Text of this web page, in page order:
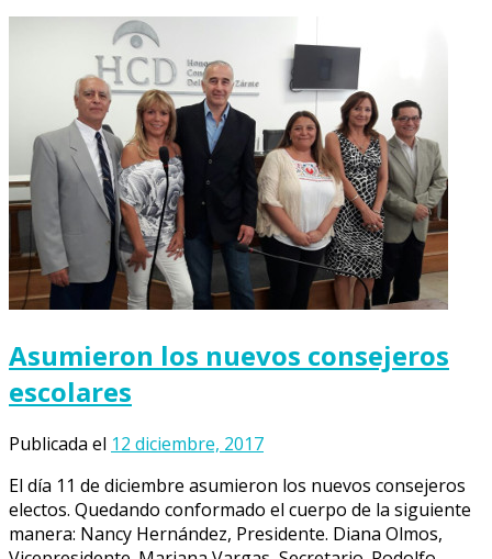
Asumieron los nuevos consejeros
escolares
Publicada el 12 diciembre, 2017
El día 11 de diciembre asumieron los nuevos consejeros
electos. Quedando conformado el cuerpo de la siguiente
manera: Nancy Hernández, Presidente. Diana Olmos,